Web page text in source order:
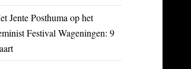
Jente Posthuma op het
Festival Wageningen: 9